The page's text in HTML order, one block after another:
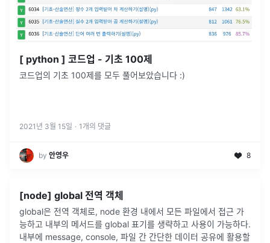
[ python ] 코드업 - 기초 100제
코드업의 기초 100제를 모두 풀어보았습니다 :)
2021년 3월 15일 · 1 개의 댓글
by 안영우 8
[node] global 전역 객체
global은 전역 객체로, node 환경 내에서 모든 파일에서 접근 가
능하고 내부의 메서드를 global 표기를 생략하고 사용이 가능하다.
내부에 message, console, 파일 간 간단한 데이터 공유에 활용할